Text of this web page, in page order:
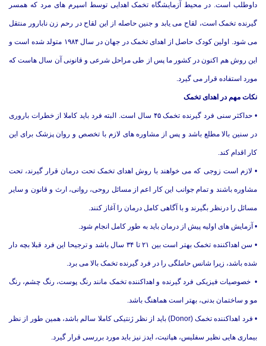
داوطلب است. در محیط آزمایشگاه تخمک اهدایی توسط اسپرم های مرد که همسر
گیرنده تخمک است، لقاح می یابد و جنین حاصله از این لقاح در رحم زن نابارور منتقل
می شود. اولین کودک حاصل از اهدای تخمک در جهان در سال ۱۹۸۴ متولد شده است و
این روش هم اکنون در کشور ما پس از طی مراحل شرعی و قانونی آن سال هاست که
مورد استفاده قرار می گیرد.
نکات مهم در اهدای تخمک
• حداکثر سنی فرد گیرنده تخمک ۴۵ سال است. البته فرد باید کاملا از خطرات باروری
در سنین بالا مطلع باشد و پس از مشاوره های لازم با تخصص و روان پزشک برای این
کار اقدام کند.
• لازم است زوجی که می خواهند با روش اهدای تخمک تحت درمان قرار گیرند، تحت
مشاوره باشند و تمام جوانب این کار اعم از مسائل روحی، روانی، ارث و قانون و سایر
مسائل را درنظر بگیرند و با آگاهی کامل درمان را آغاز کنند.
• آزمایش های اولیه پیش از درمان باید به طور کامل انجام شود.
• سن اهداکننده تخمک بهتر است بین ۲۱ تا ۳۴ سال باشد و ترجیحا این فرد قبلا بچه دار
شده باشد، زیرا شانس حاملگی را در فرد گیرنده تخمک بالا می برد.
• خصوصیات فیزیکی فرد گیرنده و اهداکننده تخمک مانند رنگ پوست، رنگ چشم، رنگ
مو و ساختمان بدنی، بهتر است هماهنگ باشد.
• فرد اهداکننده تخمک (Donor) باید از نظر ژنتیکی کاملا سالم باشد، همین طور از نظر
بیماری هایی نظیر سفلیس، هپاتیت، ایدز نیز باید مورد بررسی قرار گیرد.